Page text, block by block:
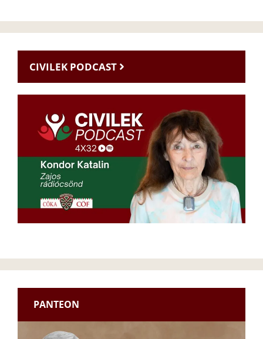
CIVILEK PODCAST
PANTEON